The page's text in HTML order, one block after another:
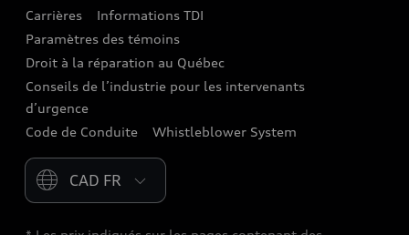
Garanties Audi et couverture
Carrières
Informations TDI
Paramètres des témoins
Droit à la réparation au Québec
Conseils de l’industrie pour les intervenants
d’urgence
Code de Conduite
Whistleblower System
Please select country